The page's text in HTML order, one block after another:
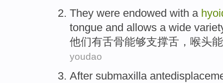
They were endowed with a
tongue and allows a wide
他们有舌骨能够支撑舌， 喉头
youdao
After submaxilla